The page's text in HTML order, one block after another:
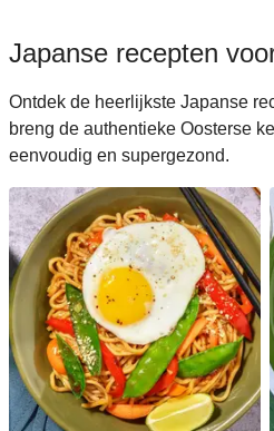
Japanse recepten
Ontdek de heerlijkste Japanse
breng de authentieke Oosterse
eenvoudig en supergezond.